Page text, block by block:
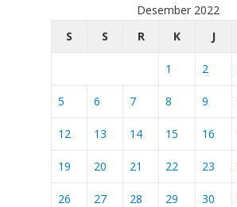
Desember 2022
S
S R K J
1 2
5 6 7 8 9
12 13 14 15 16
19 20 21 22 23
26 27 28 29 30